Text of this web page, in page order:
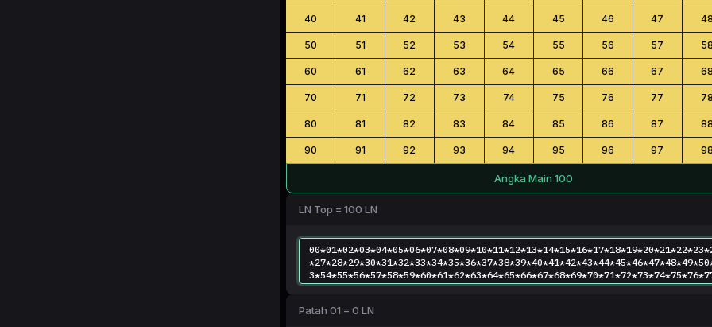
40 41 42 43 44 45 46 47
50 51 52 53 54 55 56 57
60 61 62 63 64 65 66 67
70 71 72 73 74 75 76 77
80 81 82 83 84 85 86 87
90 91 92 93 94 95 96 97
Angka Main 100
LN Top = 100 LN
Patah 01 = 0 LN